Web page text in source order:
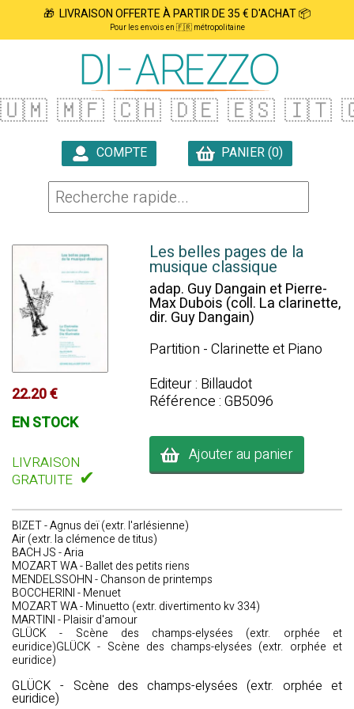
🎁 LIVRAISON OFFERTE À PARTIR DE 35 € D'ACHAT 📦
Pour les envois en 🇫🇷 métropolitaine
🇺🇲 🇲🇫 🇨🇭 🇩🇪 🇪🇸 🇮🇹
COMPTE
PANIER (0)
22.20 €
EN STOCK
LIVRAISON
GRATUITE ✔
Les belles pages de la
musique classique
adap. Guy Dangain et Pierre-
Max Dubois (coll. La clarinette,
dir. Guy Dangain)
Partition - Clarinette et Piano
Editeur : Billaudot
Référence : GB5096
Ajouter au panier
BIZET - Agnus deï (extr. l'arlésienne)
Air (extr. la clémence de titus)
BACH JS - Aria
MOZART WA - Ballet des petits riens
MENDELSSOHN - Chanson de printemps
BOCCHERINI - Menuet
MOZART WA - Minuetto (extr. divertimento kv 334)
MARTINI - Plaisir d'amour
GLÜCK - Scène des champs-elysées (extr. orphée et
euridice)GLÜCK - Scène des champs-elysées (extr. orphée et
euridice)
GLÜCK - Scène des champs-elysées (extr. orphée et
euridice)